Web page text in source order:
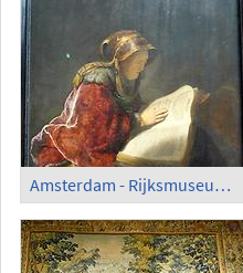
Amsterdam - Rijksmuseum; 'Prophetess Anna', Rembrandt